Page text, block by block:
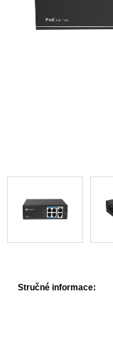
Stručné informace: